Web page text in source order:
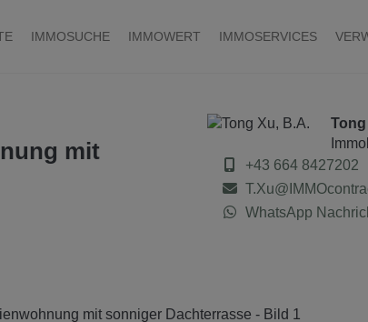
IMMOSUCHE IMMOWERT IMMOSERVICES
mit
+43 664 8427202
WhatsApp